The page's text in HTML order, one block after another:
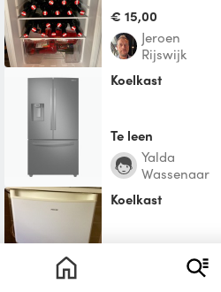
hem ook een paa
€ 15,00
Jeroen
Rijswijk
Koelkast
Te leen
Yalda
Wassenaar
Koelkast